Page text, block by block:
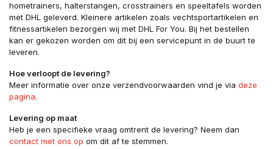
hometrainers, halterstangen, crosstrainers en speeltafels worden
met DHL geleverd. Kleinere artikelen zoals vechtsportartikelen en
fitnessartikelen bezorgen wij met DHL For You. Bij het bestellen
kan er gekozen worden om dit bij een servicepunt in de buurt te
leveren.
Hoe verloopt de levering?
Meer informatie over onze verzendvoorwaarden vind je via deze
pagina.
Levering op maat
Heb je een specifieke vraag omtrent de levering? Neem dan
contact met ons op om dit af te stemmen.